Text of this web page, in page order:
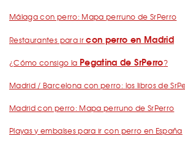
Málaga con perro: Mapa perruno de SrPerro
Restaurantes para ircon perro en Madrid
¿Cómo consigo la Pegatina de SrPerro?
Madrid / Barcelona con perro: los libros de
Madrid con perro: Mapa perruno de SrPerro
Playas y embalses para ir con perro en España